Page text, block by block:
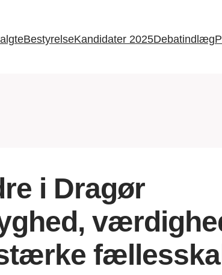
BestyrelseKandidater 2025Debatindlæg
i Dragør